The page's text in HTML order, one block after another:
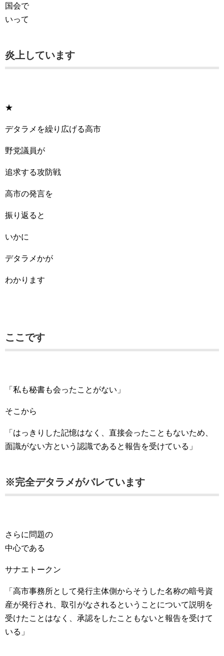
国会で
いって
炎上しています
★
デタラメを繰り広げる高市
野党議員が
追求する攻防戦
高市の発言を
振り返ると
いかに
デタラメかが
わかります
ここです
「私も秘書も会ったことがない」
そこから
「はっきりした記憶はなく、直接会ったこともないため、
面識がない方という認識であると報告を受けている」
※完全デタラメがバレています
さらに問題の
中心である
サナエトークン
「高市事務所として発行主体側からそうした名称の暗号資
産が発行され、取引がなされるということについて説明を
受けたことはなく、承認をしたこともないと報告を受けて
いる」